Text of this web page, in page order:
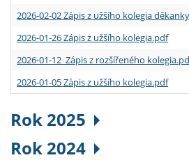
2026-02-02 Zápis z užšího kolegia
2026-01-26 Zápis z užšího kolegia.pdf
2026-01-12 Zápis z rozšířeného
2026-01-05 Zápis z užšího kolegia.pdf
Rok 2025
Rok 2024